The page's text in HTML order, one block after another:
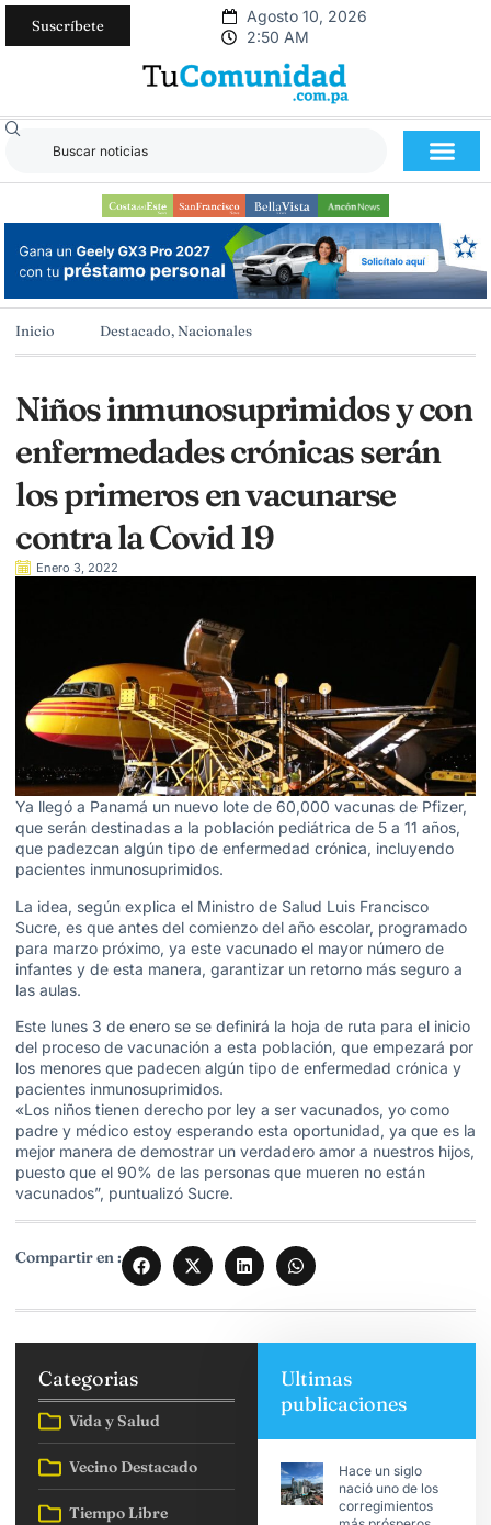
Suscríbete
Agosto 10, 2026
2:50 AM
Inicio Destacado,Nacionales
Niños inmunosuprimidos y con
enfermedades crónicas serán
los primeros en vacunarse
contra la Covid 19
Enero 3, 2022
Ya llegó a Panamá un nuevo lote de 60,000 vacunas de Pfizer,
que serán destinadas a la población pediátrica de 5 a 11 años,
que padezcan algún tipo de enfermedad crónica, incluyendo
pacientes inmunosuprimidos.
La idea, según explica el Ministro de Salud Luis Francisco
Sucre, es que antes del comienzo del año escolar, programado
para marzo próximo, ya este vacunado el mayor número de
infantes y de esta manera, garantizar un retorno más seguro a
las aulas.
Este lunes 3 de enero se se definirá la hoja de ruta para el inicio
del proceso de vacunación a esta población, que empezará por
los menores que padecen algún tipo de enfermedad crónica y
pacientes inmunosuprimidos.
«Los niños tienen derecho por ley a ser vacunados, yo como
padre y médico estoy esperando esta oportunidad, ya que es la
mejor manera de demostrar un verdadero amor a nuestros hijos,
puesto que el 90% de las personas que mueren no están
vacunados”, puntualizó Sucre.
Compartir en :
Categorias
Vida y Salud
Vecino Destacado
Tiempo Libre
Ultimas
publicaciones
Hace un siglo
nació uno de los
corregimientos